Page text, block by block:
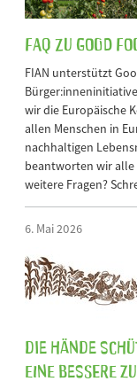
FAQ zu Good
FIAN unterstützt
wir die Europäische
allen Menschen in
nachhaltigen
beantworten wir alle
weitere Fragen?
6. Mai 2026
Die Hände
eine bessere